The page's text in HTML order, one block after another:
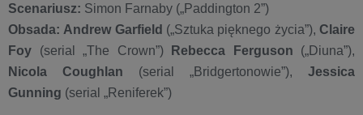
Scenariusz: Simon Farnaby („Paddington 2”)
Obsada: Andrew Garfield („Sztuka pięknego życia”),Claire
Foy (serial „The Crown”) Rebecca Ferguson („Diuna”),
Nicola Coughlan (serial „Bridgertonowie”), Jessica
Gunning (serial „Reniferek”)